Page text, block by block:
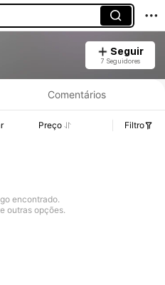
Seguir
7 Seguidores
Preço, Vendas e Detalhes de Stock.
Comentários
Preço Filtro
encontrado.
outras opções.